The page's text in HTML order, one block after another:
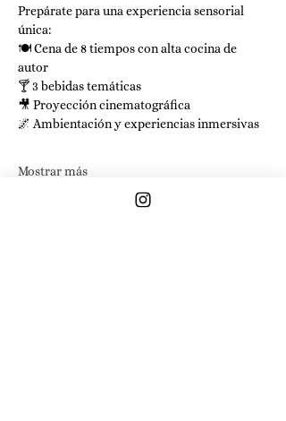
Prepárate para una experiencia sensorial
única:
🍽️ Cena de 8 tiempos con alta cocina de
autor
🍸 3 bebidas temáticas
🎥 Proyección cinematográfica
🌌 Ambientación y experiencias inmersivas
Mostrar más